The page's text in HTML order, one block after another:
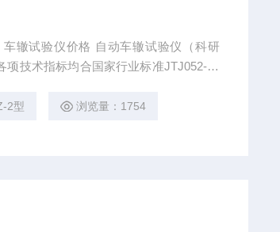
辙试验仪价格 自动车辙试验仪（科研
技术指标均合国家行业标准JTJ052-20
2型 浏览量：1754